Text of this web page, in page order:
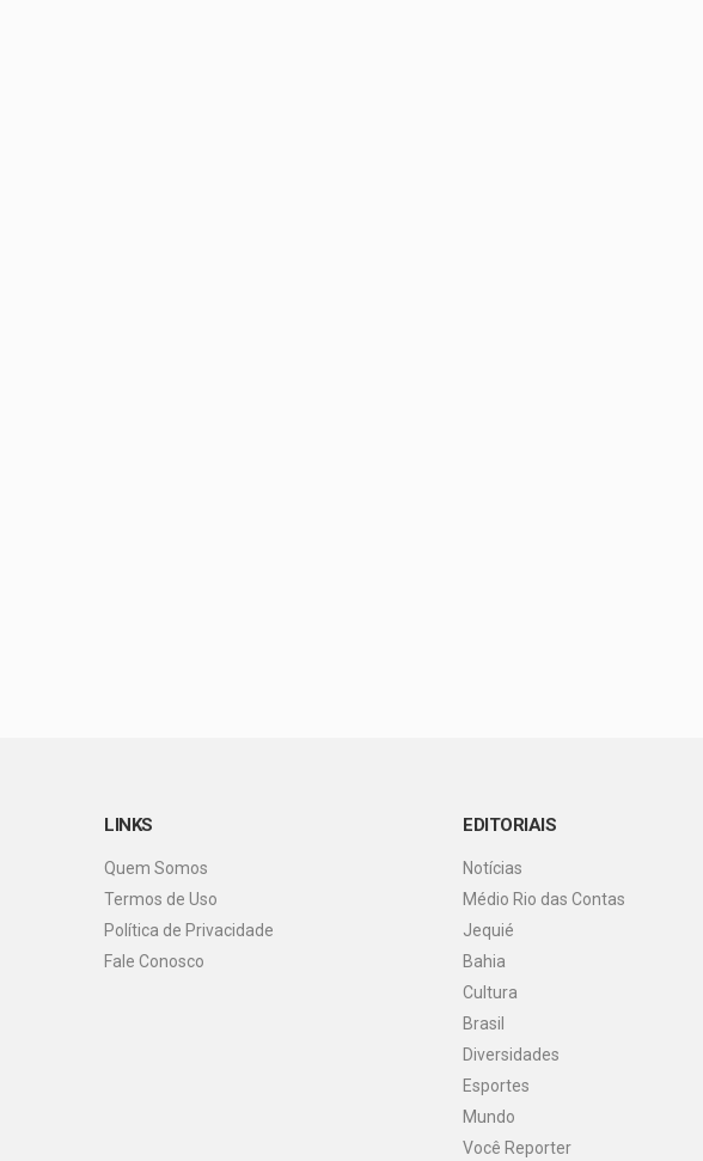
LINKS
Quem Somos
Termos de Uso
Política de Privacidade
Fale Conosco
EDITORIAIS
Notícias
Médio Rio das Contas
Jequié
Bahia
Cultura
Brasil
Diversidades
Esportes
Mundo
Você Reporter